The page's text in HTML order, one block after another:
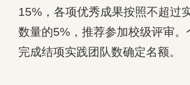
15%，各项优秀成果按照不超过
数量的5%，推荐参加校级评审。
完成结项实践团队数确定名额。